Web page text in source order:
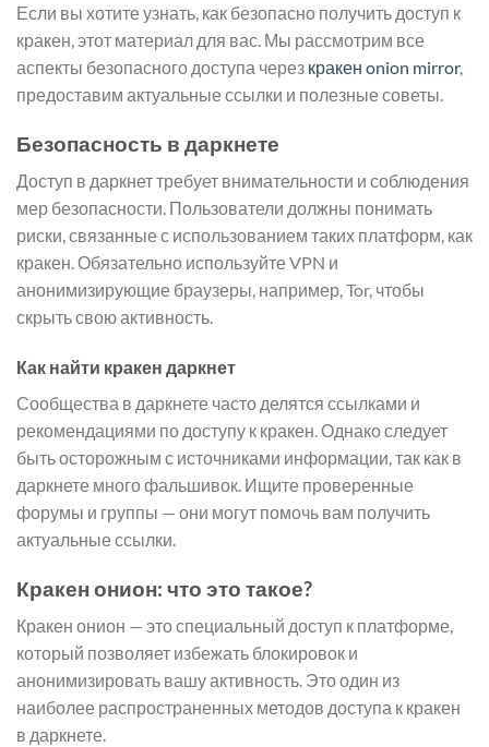
Если вы хотите узнать, как безопасно получить доступ к
кракен, этот материал для вас. Мы рассмотрим все
аспекты безопасного доступа через кракен onion mirror,
предоставим актуальные ссылки и полезные советы.
Безопасность в даркнете
Доступ в даркнет требует внимательности и соблюдения
мер безопасности. Пользователи должны понимать
риски, связанные с использованием таких платформ, как
кракен. Обязательно используйте VPN и
анонимизирующие браузеры, например, Tor, чтобы
скрыть свою активность.
Как найти кракен даркнет
Сообщества в даркнете часто делятся ссылками и
рекомендациями по доступу к кракен. Однако следует
быть осторожным с источниками информации, так как в
даркнете много фальшивок. Ищите проверенные
форумы и группы — они могут помочь вам получить
актуальные ссылки.
Кракен онион: что это такое?
Кракен онион — это специальный доступ к платформе,
который позволяет избежать блокировок и
анонимизировать вашу активность. Это один из
наиболее распространенных методов доступа к кракен
в даркнете.